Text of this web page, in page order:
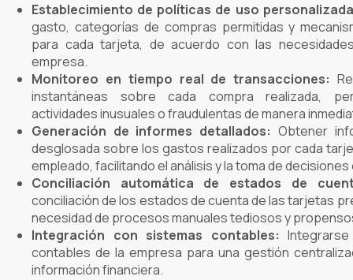
Establecimiento de políticas de uso
gasto, categorías de compras permitidas y
para cada tarjeta, de acuerdo con las
empresa.
Monitoreo en tiempo real de transacciones:
instantáneas sobre cada compra realizada,
actividades inusuales o fraudulentas de manera
Generación de informes detallados: Obtener
desglosada sobre los gastos realizados por cada
empleado, facilitando el análisis y la toma de
Conciliación automática de estados de
conciliación de los estados de cuenta de las tarjetas
necesidad de procesos manuales tediosos y
Integración con sistemas contables:
contables de la empresa para una gestión
información financiera.